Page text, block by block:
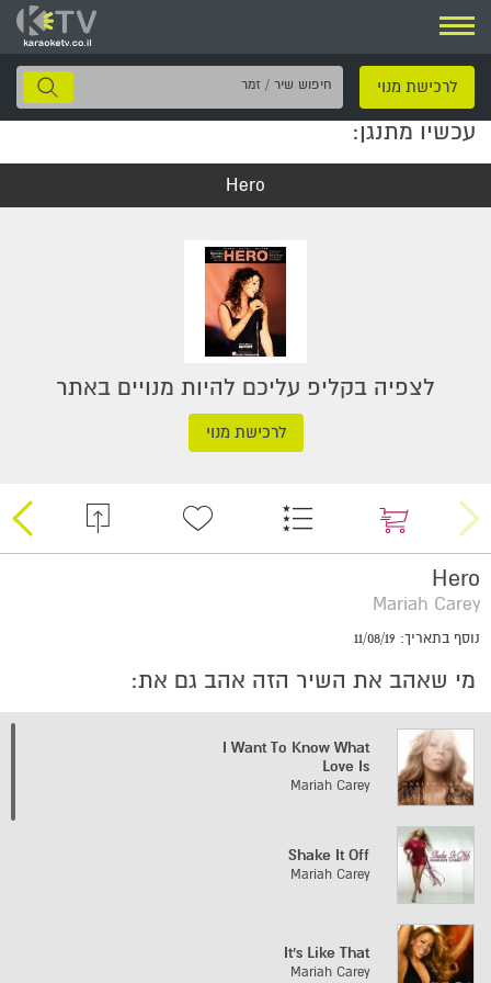
ניווט
לרכישת מנוי
חיפוש
שיר
עכשיו מתנגן:
Hero
לצפיה בקליפ עליכם להיות מנויים באתר
לרכישת מנוי
Hero
Mariah Carey
נוסף בתאריך: 11/08/19
מי שאהב את השיר הזה אהב גם את:
I Want To Know What
Love Is
Mariah Carey
Shake It Off
Mariah Carey
It's Like That
Mariah Carey